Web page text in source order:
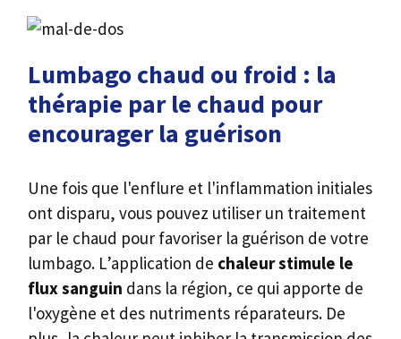
Lumbago chaud ou froid : la
thérapie par le chaud pour
encourager la guérison
Une fois que l'enflure et l'inflammation initiales
ont disparu, vous pouvez utiliser un traitement
par le chaud pour favoriser la guérison de votre
lumbago. L’application de chaleur stimule le
flux sanguin dans la région, ce qui apporte de
l'oxygène et des nutriments réparateurs. De